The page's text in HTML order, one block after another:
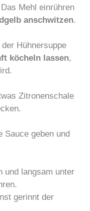
Mehl einrühren
anschwitzen.
Hühnersuppe
köcheln lassen,
Zitronenschale
Sauce geben und
und langsam unter
gerinnt der